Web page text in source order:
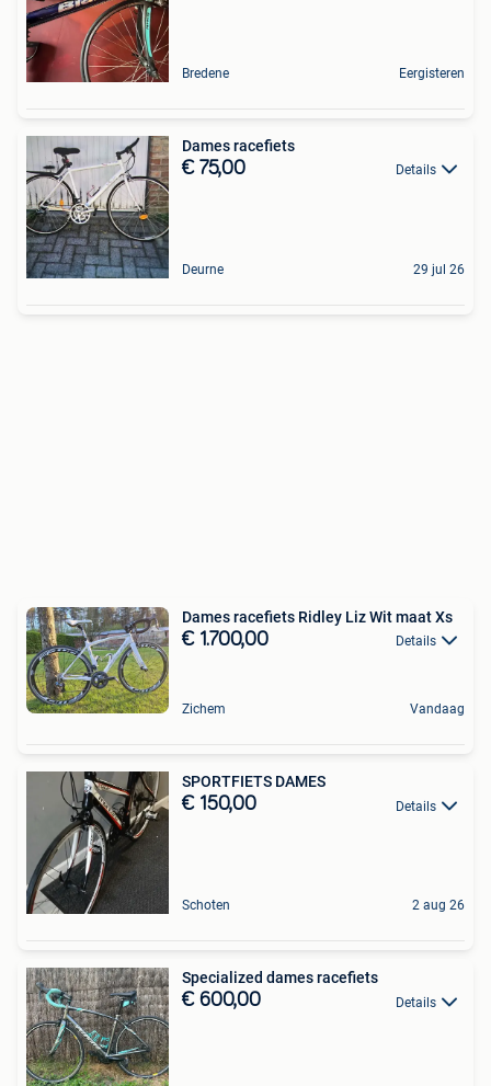
Bredene Eergisteren
Dames racefiets
€ 75,00 Details
Deurne 29 jul 26
Dames racefiets Ridley Liz Wit maat Xs
€ 1.700,00 Details
Zichem Vandaag
SPORTFIETS DAMES
€ 150,00 Details
Schoten 2 aug 26
Specialized dames racefiets
€ 600,00 Details